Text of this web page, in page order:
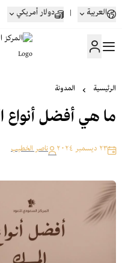
العربية | دولار أمريكي
المركز
الرئيسية المدونة
ما هي أفضل
٢٣ ديسمبر ٢٠٢٤ ناصر الخطيب